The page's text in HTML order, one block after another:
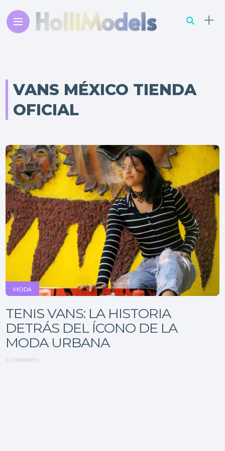
VANS MÉXICO TIENDA
OFICIAL
MODA
TENIS VANS: LA HISTORIA
DETRÁS DEL ÍCONO DE LA
MODA URBANA
0 COMMENTS